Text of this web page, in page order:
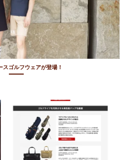
スゴルフウェアが登場！